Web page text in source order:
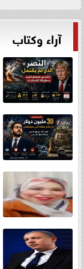
آراء وكتاب